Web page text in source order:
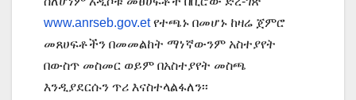
www.anrseb.gov.etየተጫኑ በመሆኑ ከዛሬ ጀምሮ
መጸሀፍቶችን በመመልከት ማነኛውንም አስተያየት
በውስጥ መስመር ወይም በአስተያየት መስጫ
እንዲያደርሱን ጥሪ እናስተላልፋለን፡፡